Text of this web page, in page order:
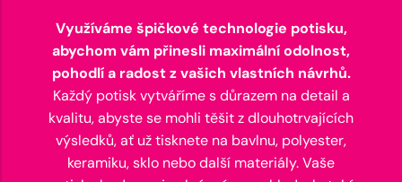
Využíváme špičkové technologie potisku,
abychom vám přinesli maximální odolnost,
pohodlí a radost z vašich vlastních návrhů.
Každý potisk vytváříme s důrazem na detail a
kvalitu, abyste se mohli těšit z dlouhotrvajících
výsledků, ať už tisknete na bavlnu, polyester,
keramiku, sklo nebo další materiály. Vaše